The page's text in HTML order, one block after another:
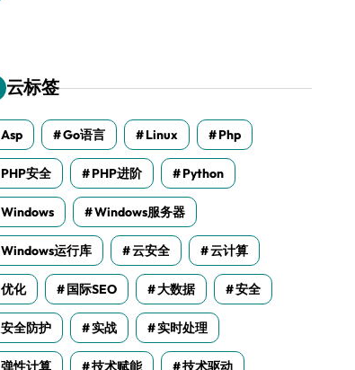
云标签
Asp Go语言 Linux Php
PHP安全 PHP进阶 Python
Windows Windows服务器
Windows运行库 云安全 云计算
优化 国际SEO 大数据 安全
安全防护 实战 实时处理
弹性计算 技术赋能 技术驱动